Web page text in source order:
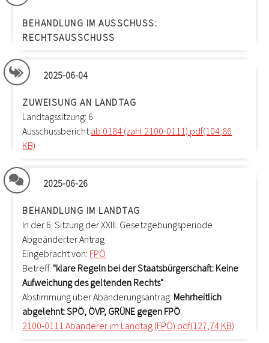
BEHANDLUNG IM AUSSCHUSS:
RECHTSAUSSCHUSS
2025-06-04
ZUWEISUNG AN LANDTAG
Landtagssitzung: 6
Ausschussberichtab 0184 (zahl 2100-0111).pdf(104,86
KB)
2025-06-26
BEHANDLUNG IM LANDTAG
In der 6. Sitzung der XXIII. Gesetzgebungsperiode
Abgeänderter Antrag
Eingebracht von: FPÖ
Betreff: "klare Regeln bei der Staatsbürgerschaft: Keine
Aufweichung des geltenden Rechts"
Abstimmung über Abänderungsantrag: Mehrheitlich
abgelehnt: SPÖ, ÖVP, GRÜNE gegen FPÖ
2100-0111 Abänderer im Landtag (FPÖ).pdf(127,74 KB)